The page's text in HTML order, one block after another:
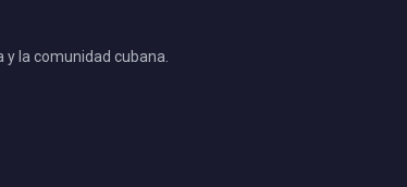
la comunidad cubana.